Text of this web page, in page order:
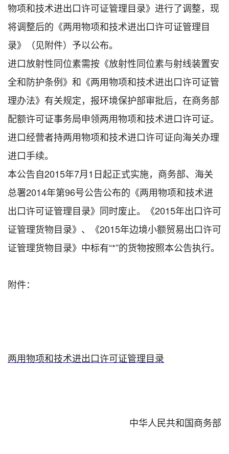
物项和技术进出口许可证管理目录》进行了调整，现
将调整后的《两用物项和技术进出口许可证管理目
录》（见附件）予以公布。
进口放射性同位素需按《放射性同位素与射线装置安
全和防护条例》和《两用物项和技术进出口许可证管
理办法》有关规定，报环境保护部审批后，在商务部
配额许可证事务局申领两用物项和技术进口许可证。
进口经营者持两用物项和技术进口许可证向海关办理
进口手续。
本公告自2015年7月1日起正式实施，商务部、海关
总署2014年第96号公告公布的《两用物项和技术进
出口许可证管理目录》同时废止。《2015年出口许可
证管理货物目录》、《2015年边境小额贸易出口许可
证管理货物目录》中标有“*”的货物按照本公告执行。
附件：
两用物项和技术进出口许可证管理目录
中华人民共和国商务部